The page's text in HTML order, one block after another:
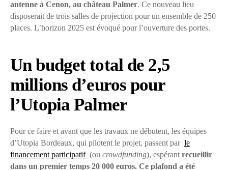
antenne à Cenon, au château Palmer. Ce nouveau lieu
disposerait de trois salles de projection pour un ensemble de 250
places. L’horizon 2025 est évoqué pour l’ouverture des portes.
Un budget total de 2,5
millions d’euros pour
l’Utopia Palmer
Pour ce faire et avant que les travaux ne débutent, les équipes
d’Utopia Bordeaux, qui pilotent le projet, passent par le
financement participatif (ou crowdfunding), espérant recueillir
dans un premier temps 20 000 euros. Ce plafond a été